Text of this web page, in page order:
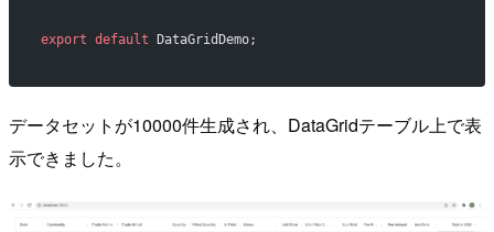
export default DataGridDemo;
データセットが10000件生成され、DataGridテーブル上で表
示できました。